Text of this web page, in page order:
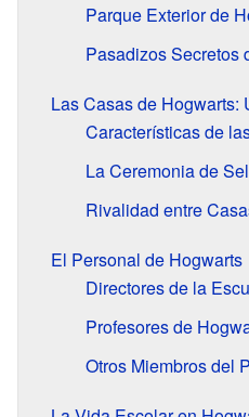
Parque Exterior de
Pasadizos Secretos
Las Casas de Hogwarts:
Características de
La Ceremonia de
Rivalidad entre
El Personal de Hogwarts
Directores de la
Profesores de
Otros Miembros del